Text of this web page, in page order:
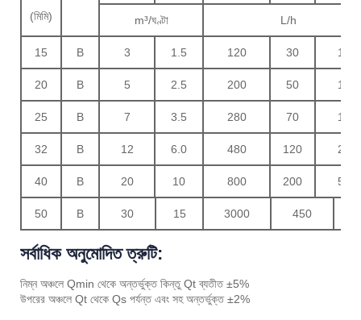
(মিমি)
m³/ঘণ্টা L/h
15 B 3 1.5 120 30 14
20 B 5 2.5 200 50 16
25 B 7 3.5 280 70 19
32 B 12 6.0 480 120 25
40 B 20 10 800 200 56
50 B 30 15 3000 450
সর্বাধিক অনুমোদিত ত্রুটি:
নিম্ন অঞ্চলে Qmin থেকে অন্তর্ভুক্ত কিন্তু Qt ব্যতীত ±5%
উপরের অঞ্চলে Qt থেকে Qs পর্যন্ত এবং সহ অন্তর্ভুক্ত ±2%